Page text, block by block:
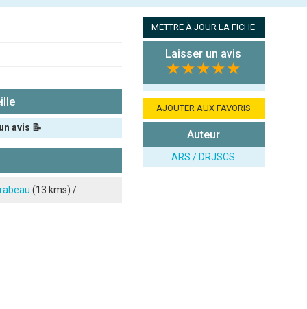
avis 📝
(13 kms) /
METTRE À JOUR LA FICHE
Laisser un avis
★★★★★
AJOUTER AUX FAVORIS
Auteur
ARS / DRJSCS